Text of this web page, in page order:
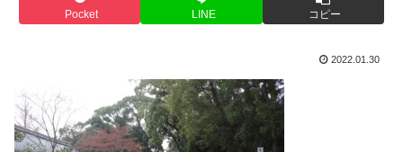
Pocket LINE コピー
2022.01.30